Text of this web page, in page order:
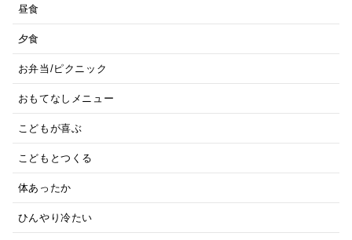
昼食
夕食
お弁当/ピクニック
おもてなしメニュー
こどもが喜ぶ
こどもとつくる
体あったか
ひんやり冷たい